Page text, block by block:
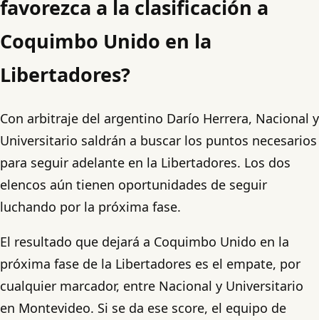
favorezca a la clasificación a
Coquimbo Unido en la
Libertadores?
Con arbitraje del argentino Darío Herrera, Nacional y
Universitario saldrán a buscar los puntos necesarios
para seguir adelante en la Libertadores. Los dos
elencos aún tienen oportunidades de seguir
luchando por la próxima fase.
El resultado que dejará a Coquimbo Unido en la
próxima fase de la Libertadores es el empate, por
cualquier marcador, entre Nacional y Universitario
en Montevideo. Si se da ese score, el equipo de